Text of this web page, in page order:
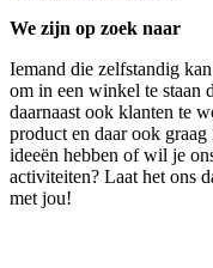
We zijn op zoek naar
Iemand die zelfstandig
om in een winkel te staan
daarnaast ook klanten te
product en daar ook
ideeën hebben of wil je
activiteiten? Laat het ons
met jou!